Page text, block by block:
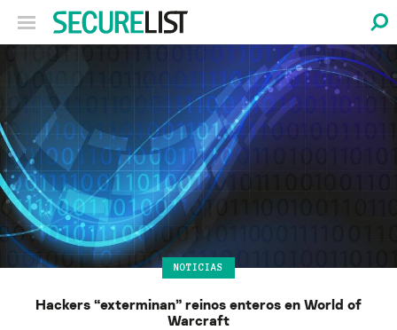
NOTICIAS
Hackers “exterminan” reinos enteros en World of
Warcraft